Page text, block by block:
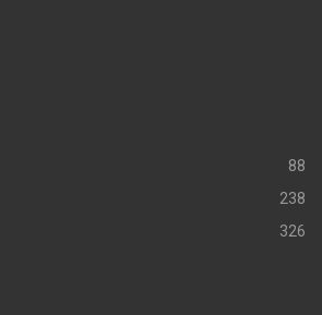
88
238
326